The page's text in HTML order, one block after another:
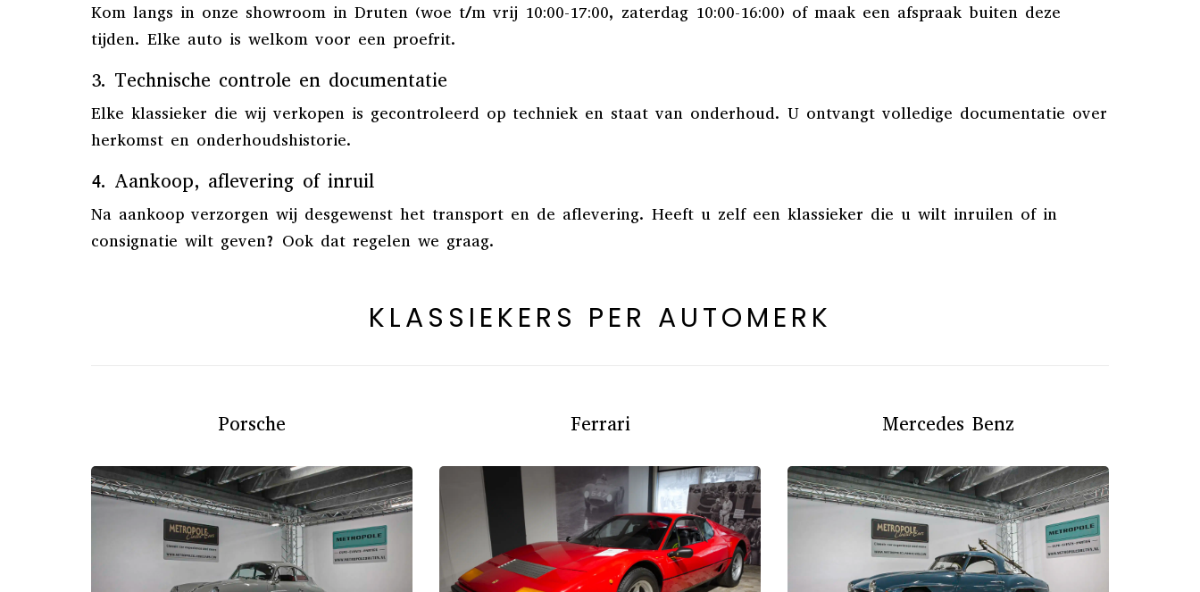
Kom langs in onze showroom in Druten (woe t/m vrij 10:00-17:00, zaterdag 10:00-16:00) of maak een afspraak buiten deze
tijden. Elke auto is welkom voor een proefrit.
3. Technische controle en documentatie
Elke klassieker die wij verkopen is gecontroleerd op techniek en staat van onderhoud. U ontvangt volledige documentatie over
herkomst en onderhoudshistorie.
4. Aankoop, aflevering of inruil
Na aankoop verzorgen wij desgewenst het transport en de aflevering. Heeft u zelf een klassieker die u wilt inruilen of in
consignatie wilt geven? Ook dat regelen we graag.
KLASSIEKERS PER AUTOMERK
Porsche Ferrari Mercedes Benz